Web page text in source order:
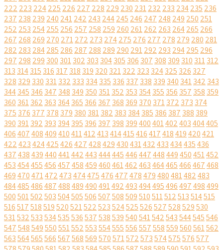
222 223 224225 226 227 228 229 230 231232 233 234235 236
237 238 239 240 241242 243 244245 246 247 248 249 250 251
252 253 254255 256 257 258 259 260 261262 263 264265 266
267 268 269 270 271272 273 274275 276 277 278 279 280 281
282 283 284285 286 287 288 289 290 291292 293 294295 296
297 298 299 300 301302 303 304305 306 307 308 309 310 311312
313 314315 316 317 318 319 320 321322 323 324325 326 327
328 329 330 331332 333 334335 336 337 338 339 340 341342 343
344345 346 347 348 349 350 351352 353 354355 356 357 358 359
360 361362 363 364365 366 367 368 369 370 371372 373 374
375 376 377 378 379 380 381382 383 384385 386 387 388 389
390 391392 393 394395 396 397 398 399400401402403404405
406407408409410411412413414415416417418419420421
422423424425426427428429430431432433434435436
437438439440441442443444445446447448449450451452
453454455456457458459460461462463464465466467468
469470471472473474475476477478479480481482483
484485486487488489490491492493494495496497498499
500501502503504505506507508509510511512513514515
516517518519520521522523524525526527528529530
531532533534535536537538539540541542543544545546
547548549550551552553554555556557558559560561562
563564565566567568569570571572573574575576577